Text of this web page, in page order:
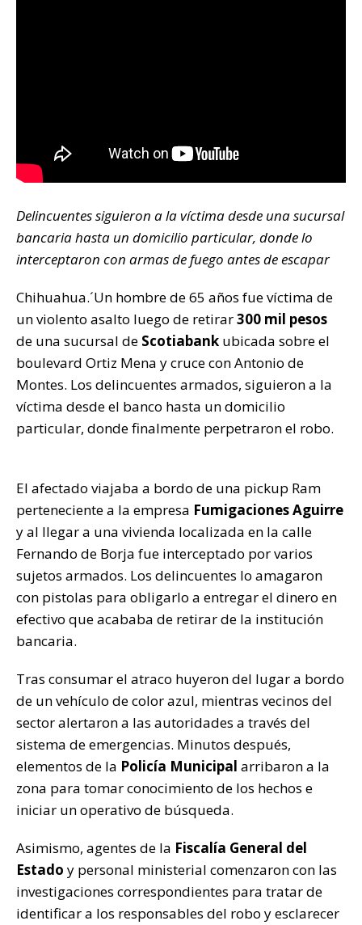
Delincuentes siguieron a la víctima desde una sucursal
bancaria hasta un domicilio particular, donde lo
interceptaron con armas de fuego antes de escapar
Chihuahua.´Un hombre de 65 años fue víctima de
un violento asalto luego de retirar300 mil pesos
de una sucursal de Scotiabank ubicada sobre el
boulevard Ortiz Mena y cruce con Antonio de
Montes. Los delincuentes armados, siguieron a la
víctima desde el banco hasta un domicilio
particular, donde finalmente perpetraron el robo.
El afectado viajaba a bordo de una pickup Ram
perteneciente a la empresa Fumigaciones Aguirre
y al llegar a una vivienda localizada en la calle
Fernando de Borja fue interceptado por varios
sujetos armados. Los delincuentes lo amagaron
con pistolas para obligarlo a entregar el dinero en
efectivo que acababa de retirar de la institución
bancaria.
Tras consumar el atraco huyeron del lugar a bordo
de un vehículo de color azul, mientras vecinos del
sector alertaron a las autoridades a través del
sistema de emergencias. Minutos después,
elementos de la Policía Municipal arribaron a la
zona para tomar conocimiento de los hechos e
iniciar un operativo de búsqueda.
Asimismo, agentes de la Fiscalía General del
Estado y personal ministerial comenzaron con las
investigaciones correspondientes para tratar de
identificar a los responsables del robo y esclarecer